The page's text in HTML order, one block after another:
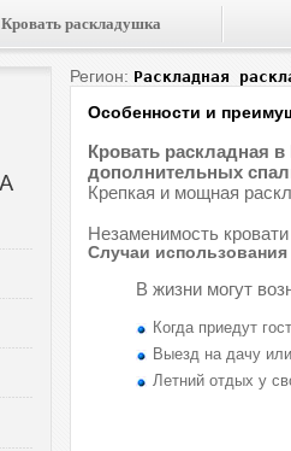
Кровать раскладушка
Регион: Раскладная
Особенности и
Кровать раскладная в
дополнительных
Крепкая и мощная
Незаменимость
Случаи
В жизни могут
Когда приедут
Выезд на дачу
Летний отдых у